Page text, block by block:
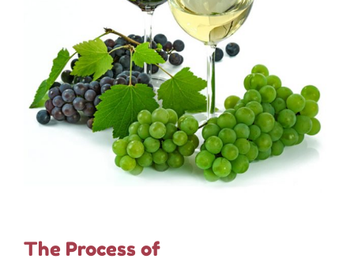
The Process of